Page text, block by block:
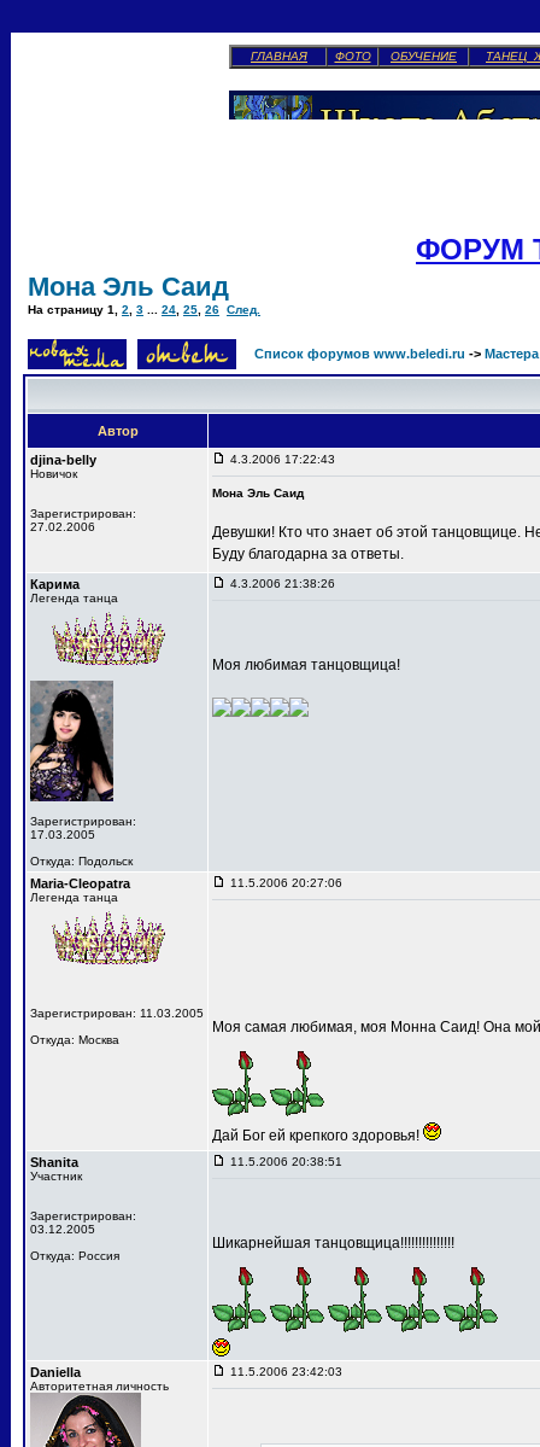
ГЛАВНАЯ ФОТО ОБУЧЕНИЕ ТАНЕЦ
ФОРУМ
Мона Эль Саид
На страницу 1 2 3 24 25 26 След.
Список форумов www.beledi.ru ->
Автор
djina-belly
Новичок
Зарегистрирован:
27.02.2006
4.3.2006 17:22:43
Мона Эль Саид
Девушки! Кто что знает об этой танцовщице.
Буду благодарна за ответы.
Карима
Легенда танца
Зарегистрирован:
17.03.2005
Откуда: Подольск
4.3.2006 21:38:26
Моя любимая танцовщица!
Maria-Cleopatra
Легенда танца
Зарегистрирован: 11.03.2005
Откуда: Москва
11.5.2006 20:27:06
Моя самая любимая, моя Монна Саид! Она мой
Дай Бог ей крепкого здоровья!
Shanita
Участник
Зарегистрирован:
03.12.2005
Откуда: Россия
11.5.2006 20:38:51
Шикарнейшая танцовщица!!!!!!!!!!!!!!!
Daniella
Авторитетная личность
11.5.2006 23:42:03